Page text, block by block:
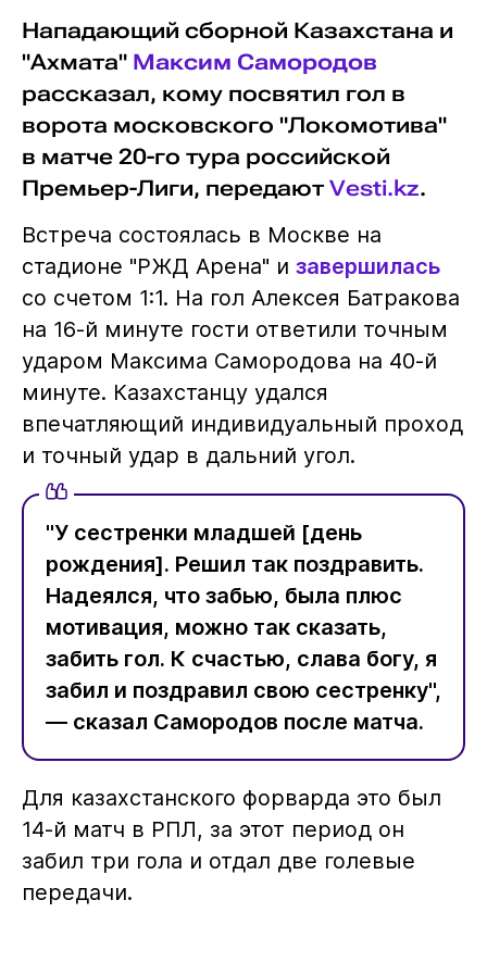
Нападающий сборной Казахстана и
"Ахмата" Максим Самородов
рассказал, кому посвятил гол в
ворота московского "Локомотива"
в матче 20-го тура российской
Премьер-Лиги, передают Vesti.kz.
Встреча состоялась в Москве на
стадионе "РЖД Арена" и завершилась
со счетом 1:1. На гол Алексея Батракова
на 16-й минуте гости ответили точным
ударом Максима Самородова на 40-й
минуте. Казахстанцу удался
впечатляющий индивидуальный проход
и точный удар в дальний угол.
"У сестренки младшей [день
рождения]. Решил так поздравить.
Надеялся, что забью, была плюс
мотивация, можно так сказать,
забить гол. К счастью, слава богу, я
забил и поздравил свою сестренку",
— сказал Самородов после матча.
Для казахстанского форварда это был
14-й матч в РПЛ, за этот период он
забил три гола и отдал две голевые
передачи.